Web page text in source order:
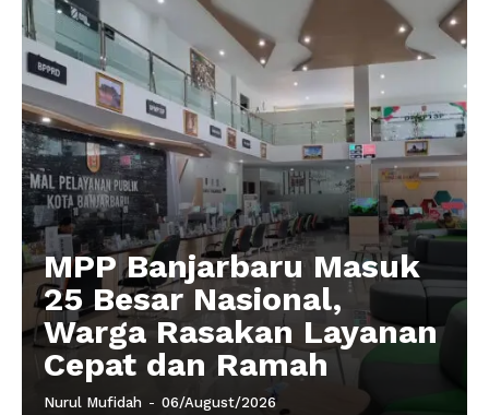
MPP Banjarbaru Masuk
25 Besar Nasional,
Warga Rasakan Layanan
Cepat dan Ramah
Nurul Mufidah - 06/August/2026